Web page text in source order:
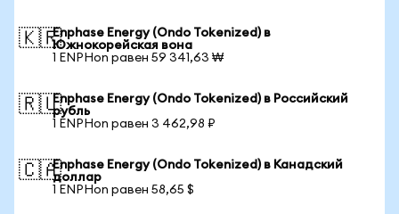
🇰🇷Enphase Energy (Ondo Tokenized) в
Южнокорейская вона
1 ENPHon равен 59 341,63 ₩
🇷🇺Enphase Energy (Ondo Tokenized) в Российский
рубль
1 ENPHon равен 3 462,98 ₽
🇨🇦Enphase Energy (Ondo Tokenized) в Канадский
доллар
1 ENPHon равен 58,65 $